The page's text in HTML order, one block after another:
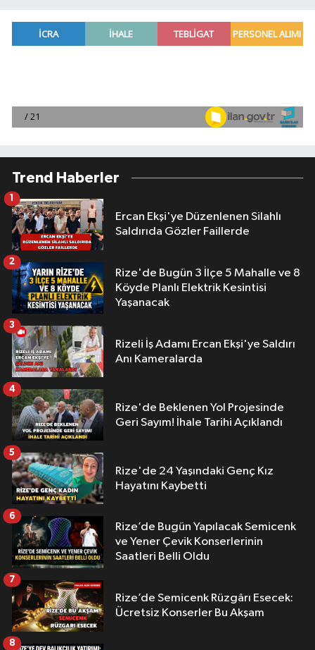
Trend Haberler
Ercan Ekşi'ye Düzenlenen Silahlı
Saldırıda Gözler Faillerde
1
Rize'de Bugün 3 İlçe 5 Mahalle ve 8
Köyde Planlı Elektrik Kesintisi
Yaşanacak
2
Rizeli İş Adamı Ercan Ekşi'ye Saldırı
Anı Kameralarda
3
Rize'de Beklenen Yol Projesinde
Geri Sayım! İhale Tarihi Açıklandı
4
Rize'de 24 Yaşındaki Genç Kız
Hayatını Kaybetti
5
Rize’de Bugün Yapılacak Semicenk
ve Yener Çevik Konserlerinin
Saatleri Belli Oldu
6
Rize’de Semicenk Rüzgârı Esecek:
Ücretsiz Konserler Bu Akşam
7
8